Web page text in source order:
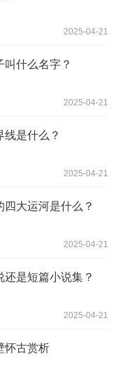
2025-04-21
什么名字？
2025-04-21
是什么？
2025-04-21
大运河是什么？
2025-04-21
是短篇小说集？
2025-04-21
怀古赏析